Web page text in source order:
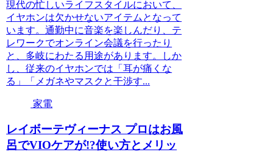
現代の忙しいライフスタイルにおいて、
イヤホンは欠かせないアイテムとなって
います。通勤中に音楽を楽しんだり、テ
レワークでオンライン会議を行ったり
と、多岐にわたる用途があります。しか
し、従来のイヤホンでは「耳が痛くな
る」「メガネやマスクと干渉す...
家電
レイボーテヴィーナス プロはお風
呂でVIOケアが!?使い方とメリッ